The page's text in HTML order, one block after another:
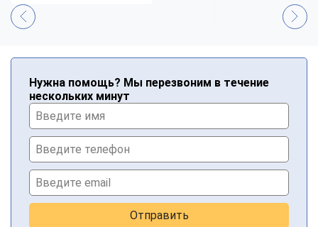
Нужна помощь? Мы перезвоним в течение
нескольких минут
Отправить